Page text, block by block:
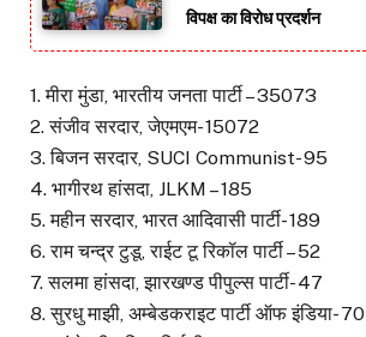
विपक्ष का विरोध प्रदर्शन
1. मीरा मुंडा, भारतीय जनता पार्टी – 35073
2. संजीव सरदार, जेएमएम- 15072
3. बिजन सरदार, SUCI Communist- 95
4. भागीरथ हांसदा, JLKM – 185
5. महीन सरदार, भारत आदिवासी पार्टी- 189
6. राम चन्द्र टुडू, राईट टू रिकॉल पार्टी – 52
7. सलमा हांसदा, झारखण्ड पीपुल्स पार्टी- 47
8. सुरधु माझी, अम्बेडकराइट पार्टी ऑफ इंडिया- 70